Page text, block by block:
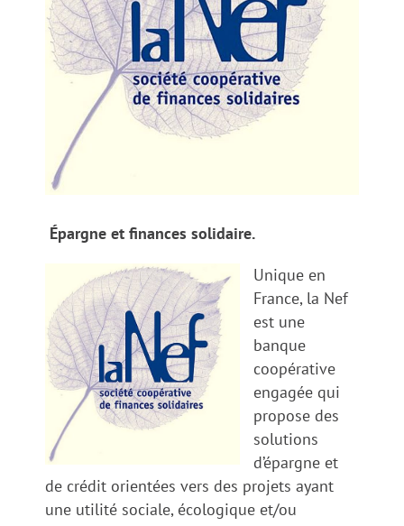
Épargne et finances solidaire.
Unique en
France, la Nef
est une
banque
coopérative
engagée qui
propose des
solutions
d’épargne et
de crédit orientées vers des projets ayant
une utilité sociale, écologique et/ou